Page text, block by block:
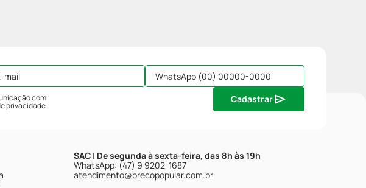
com
privacidade.
Cadastrar
SAC | De segunda à sexta-feira, das 8h às 19h
WhatsApp: (47) 9 9202-1687
atendimento@precopopular.com.br